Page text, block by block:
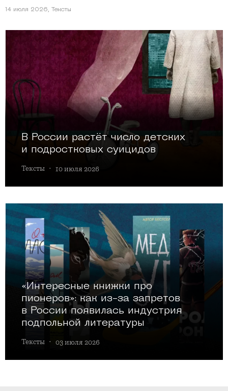
14 июля 2026, Тексты
В России растёт число детских
и подростковых суицидов
Тексты · 10 июля 2026
«Интересные книжки про
пионеров»: как из-за запретов
в России появилась индустрия
подпольной литературы
Тексты · 03 июля 2026